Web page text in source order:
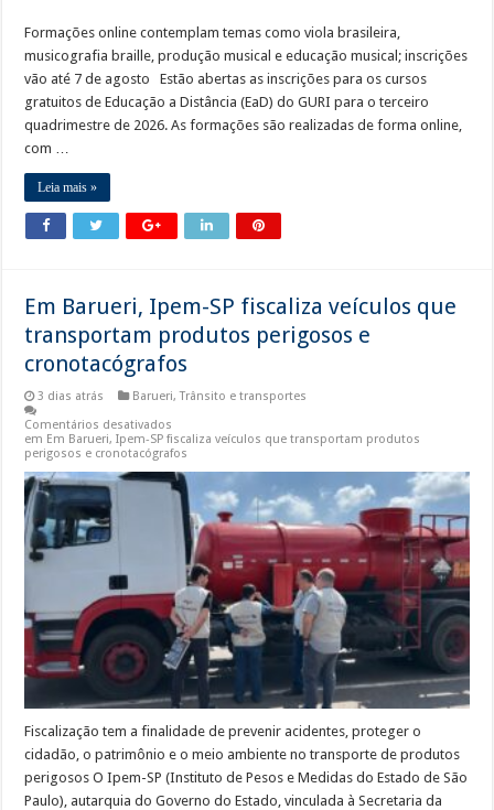
Formações online contemplam temas como viola brasileira,
musicografia braille, produção musical e educação musical; inscrições
vão até 7 de agosto Estão abertas as inscrições para os cursos
gratuitos de Educação a Distância (EaD) do GURI para o terceiro
quadrimestre de 2026. As formações são realizadas de forma online,
com …
Leia mais »
Em Barueri, Ipem-SP fiscaliza veículos que
transportam produtos perigosos e
cronotacógrafos
3 dias atrás Barueri,Trânsito e transportes
Comentários desativados
em Em Barueri, Ipem-SP fiscaliza veículos que transportam produtos
perigosos e cronotacógrafos
Fiscalização tem a finalidade de prevenir acidentes, proteger o
cidadão, o patrimônio e o meio ambiente no transporte de produtos
perigosos O Ipem-SP (Instituto de Pesos e Medidas do Estado de São
Paulo), autarquia do Governo do Estado, vinculada à Secretaria da